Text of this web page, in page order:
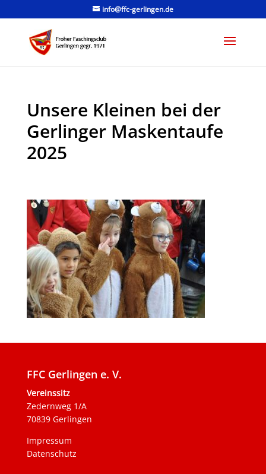
info@ffc-gerlingen.de
Unsere Kleinen bei der
Gerlinger Maskentaufe
2025
FFC Gerlingen e. V.
Vereinssitz
Zedernweg 1/A
70839 Gerlingen
Impressum
Datenschutz